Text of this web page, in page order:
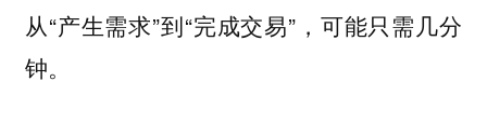
从“产生需求”到“完成交易”，可能只需几分
钟。